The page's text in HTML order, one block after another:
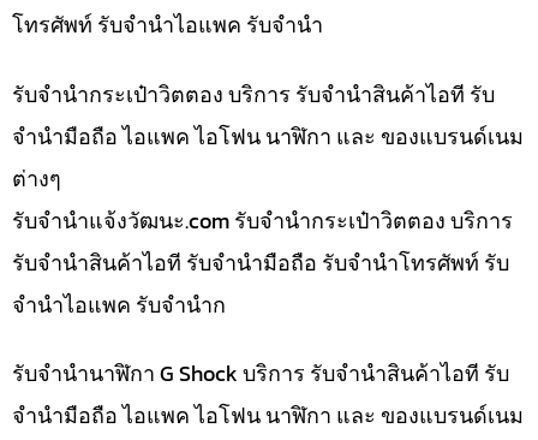
โทรศัพท์ รับจำนำไอแพค รับจำนำ
รับจำนำกระเป๋าวิตตอง บริการ รับจำนำสินค้าไอที รับ
จำนำมือถือ ไอแพค ไอโฟน นาฬิกา และ ของแบรนด์เนม
ต่างๆ
รับจํานําแจ้งวัฒนะ.com รับจำนำกระเป๋าวิตตอง บริการ
รับจำนำสินค้าไอที รับจำนำมือถือ รับจำนำโทรศัพท์ รับ
จำนำไอแพค รับจำนำก
รับจำนำนาฬิกา G Shock บริการ รับจำนำสินค้าไอที รับ
จำนำมือถือ ไอแพค ไอโฟน นาฬิกา และ ของแบรนด์เนม